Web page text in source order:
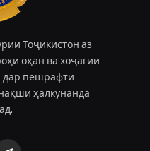
Тоҷикистон аз
оҳан ва хоҷагии
дар пешрафти
ҳалкунанда